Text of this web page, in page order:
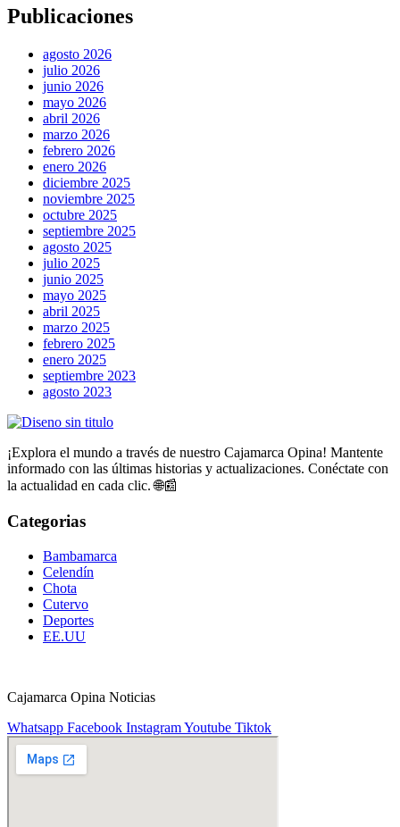
Publicaciones
agosto 2026
julio 2026
junio 2026
mayo 2026
abril 2026
marzo 2026
febrero 2026
enero 2026
diciembre 2025
noviembre 2025
octubre 2025
septiembre 2025
agosto 2025
julio 2025
junio 2025
mayo 2025
abril 2025
marzo 2025
febrero 2025
enero 2025
septiembre 2023
agosto 2023
¡Explora el mundo a través de nuestro Cajamarca Opina! Mantente
informado con las últimas historias y actualizaciones. Conéctate con
la actualidad en cada clic. 🌐📰
Categorias
Bambamarca
Celendín
Chota
Cutervo
Deportes
EE.UU
Cajamarca Opina Noticias
Whatsapp Facebook InstagramYoutube Tiktok